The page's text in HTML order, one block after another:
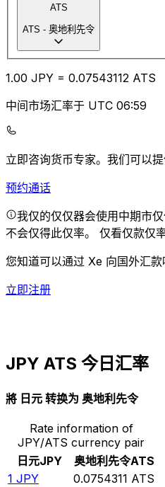
ATS
ATS - 奥地利先令
1.00 JPY = 0.07543112 ATS
中间市场汇率于 UTC 06:59
立即咨询货币专家。 我们可以
预约通话
我仅的仅仅器会使用中期市
不会仅得此仅率。 仅看仅款仅率
您知道可以通过 Xe 向国外汇款
立即注册
JPY ATS 今日汇率
將 日元 转换为 奥地利先令
Rate information of
JPY/ATS currency pair
日元JPY 奥地利先令ATS
1 JPY 0.0754311 ATS